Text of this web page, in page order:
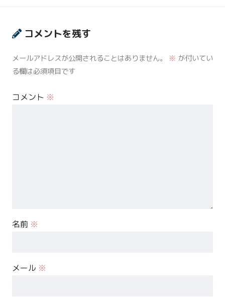
コメントを残す
メールアドレスが公開されることはありません。 ※ が付いてい
る欄は必須項目です
コメント ※
名前 ※
メール ※